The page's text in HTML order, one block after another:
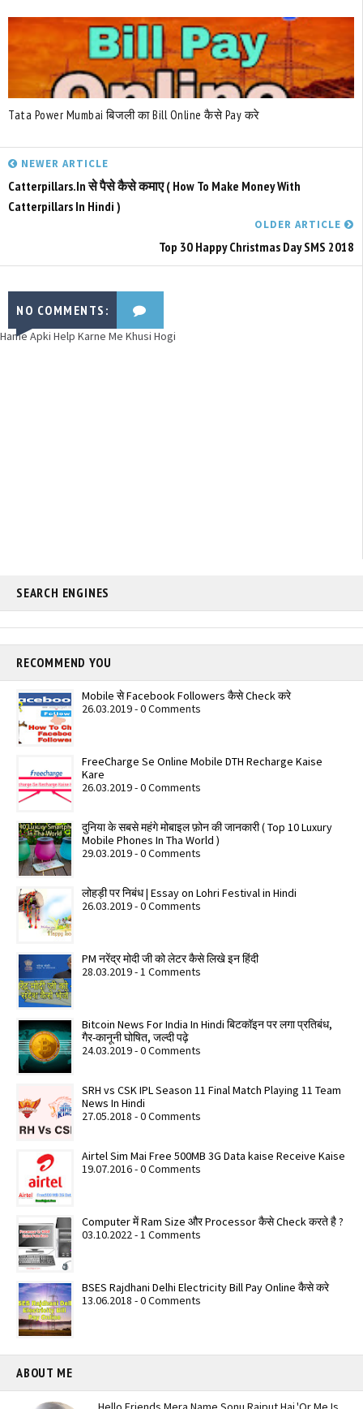
Tata Power Mumbai बिजली का Bill Online कैसे Pay करे
NEWER ARTICLE
Catterpillars.in से पैसे कैसे कमाए ( How To Make Money With
Catterpillars In Hindi )
OLDER ARTICLE
Top 30 Happy Christmas Day SMS 2018
NO COMMENTS:
Hame Apki Help Karne Me Khusi Hogi
SEARCH ENGINES
RECOMMEND YOU
Mobile से Facebook Followers कैसे Check करे
26.03.2019 - 0 Comments
FreeCharge Se Online Mobile DTH Recharge Kaise
Kare
26.03.2019 - 0 Comments
दुनिया के सबसे महंगे मोबाइल फ़ोन की जानकारी ( Top 10 Luxury
Mobile Phones In Tha World )
29.03.2019 - 0 Comments
लोहड़ी पर निबंध | Essay on Lohri Festival in Hindi
26.03.2019 - 0 Comments
PM नरेंद्र मोदी जी को लेटर कैसे लिखे इन हिंदी
28.03.2019 - 1 Comments
Bitcoin News For India In Hindi बिटकॉइन पर लगा प्रतिबंध,
गैर-कानूनी घोषित, जल्दी पढ़े
24.03.2019 - 0 Comments
SRH vs CSK IPL Season 11 Final Match Playing 11 Team
News In Hindi
27.05.2018 - 0 Comments
Airtel Sim Mai Free 500MB 3G Data kaise Receive Kaise
19.07.2016 - 0 Comments
Computer में Ram Size और Processor कैसे Check करते है ?
03.10.2022 - 1 Comments
BSES Rajdhani Delhi Electricity Bill Pay Online कैसे करे
13.06.2018 - 0 Comments
ABOUT ME